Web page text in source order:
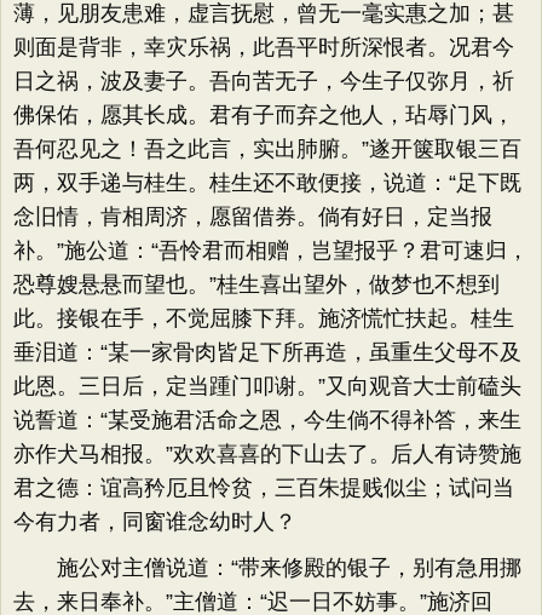
薄，见朋友患难，虚言抚慰，曾无一毫实惠之加；甚
则面是背非，幸灾乐祸，此吾平时所深恨者。况君今
日之祸，波及妻子。吾向苦无子，今生子仅弥月，祈
佛保佑，愿其长成。君有子而弃之他人，玷辱门风，
吾何忍见之！吾之此言，实出肺腑。​”遂开箧取银三百
两，双手递与桂生。桂生还不敢便接，说道：​“足下既
念旧情，肯相周济，愿留借券。倘有好日，定当报
补。​”施公道：​“吾怜君而相赠，岂望报乎？君可速归，
恐尊嫂悬悬而望也。​”桂生喜出望外，做梦也不想到
此。接银在手，不觉屈膝下拜。施济慌忙扶起。桂生
垂泪道：​“某一家骨肉皆足下所再造，虽重生父母不及
此恩。三日后，定当踵门叩谢。​”又向观音大士前磕头
说誓道：​“某受施君活命之恩，今生倘不得补答，来生
亦作犬马相报。​”欢欢喜喜的下山去了。后人有诗赞施
君之德：谊高矜厄且怜贫，三百朱提贱似尘；试问当
今有力者，同窗谁念幼时人？
施公对主僧说道：​“带来修殿的银子，别有急用挪
去，来日奉补。​”主僧道：​“迟一日不妨事。​”施济回